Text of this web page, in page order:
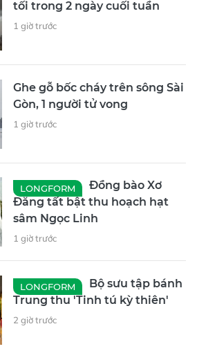
tối trong 2 ngày cuối tuần
1 giờ trước
Ghe gỗ bốc cháy trên sông Sài
Gòn, 1 người tử vong
1 giờ trước
LONGFORM
Đồng bào Xơ
Đăng tất bật thu hoạch hạt
sâm Ngọc Linh
1 giờ trước
LONGFORM
Bộ sưu tập bánh
Trung thu 'Tinh tú kỳ thiên'
2 giờ trước